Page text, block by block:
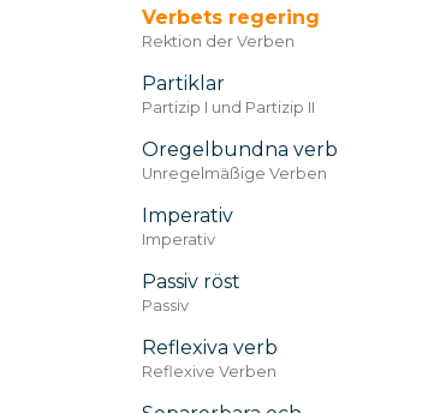
Verbets regering
Rektion der Verben
Partiklar
Partizip I und Partizip II
Oregelbundna verb
Unregelmäßige Verben
Imperativ
Imperativ
Passiv röst
Passiv
Reflexiva verb
Reflexive Verben